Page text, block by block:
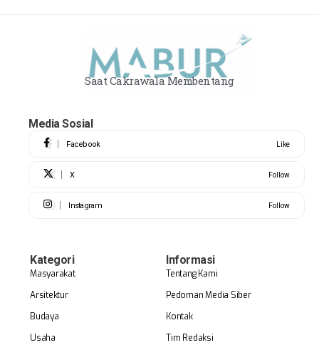
Saat Cakrawala Membentang
Media Sosial
Facebook Like
X Follow
Instagram Follow
Kategori
Masyarakat
Arsitektur
Budaya
Usaha
Informasi
Tentang Kami
Pedoman Media Siber
Kontak
Tim Redaksi